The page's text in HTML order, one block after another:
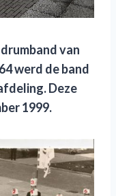
van
werd de band
Deze
1999.